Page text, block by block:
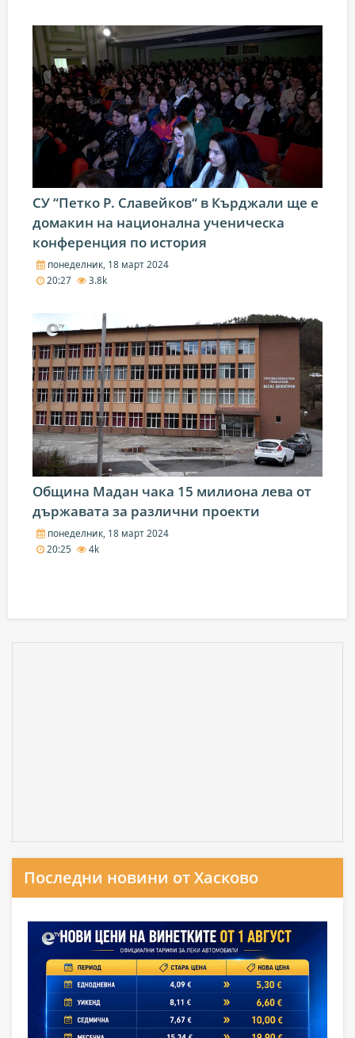
СУ “Петко Р. Славейков“ в Кърджали ще е
домакин на национална ученическа
конференция по история
понеделник, 18 март 2024
20:27
3.8k
Община Мадан чака 15 милиона лева от
държавата за различни проекти
понеделник, 18 март 2024
20:25
4k
Последни новини от Хасково